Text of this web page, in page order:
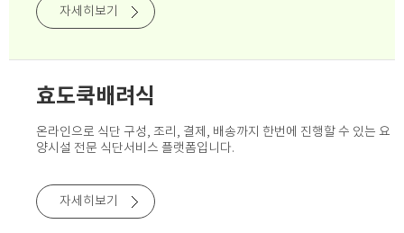
자세히보기
효도쿡배려식
온라인으로 식단 구성, 조리, 결제, 배송까지 한번에 진행할 수 있는 요
양시설 전문 식단서비스 플랫폼입니다.
자세히보기